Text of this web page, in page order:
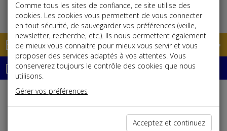
Base documentaire
Dépêches
j
Social, Paye
Comme tous les sites de confiance, ce site utilise des
cookies. Les cookies vous permettent de vous connecter
en tout sécurité, de sauvegarder vos préférences (veille,
newsletter, recherche, etc.). Ils nous permettent également
de mieux vous connaitre pour mieux vous servir et vous
proposer des services adaptés à vos attentes. Vous
conserverez toujours le contrôle des cookies que nous
utilisons.
Gérer vos préférences
Acceptez et continuez